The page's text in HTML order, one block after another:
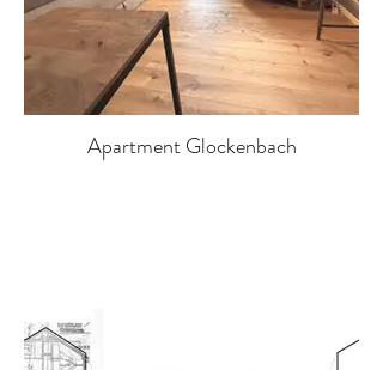
Apartment Glockenbach